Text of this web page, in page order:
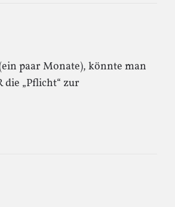
paar Monate), könnte man
„Pflicht“ zur